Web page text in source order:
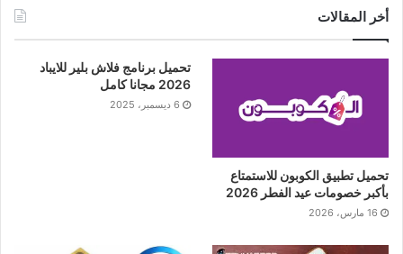
أخر المقالات
تحميل تطبيق الكوبون للاستمتاع
بأكبر خصومات عيد الفطر 2026
16 مارس، 2026
تحميل برنامج فلاش بلير للايباد
2026 مجانا كامل
6 ديسمبر، 2025